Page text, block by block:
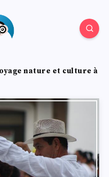
nature et culture à